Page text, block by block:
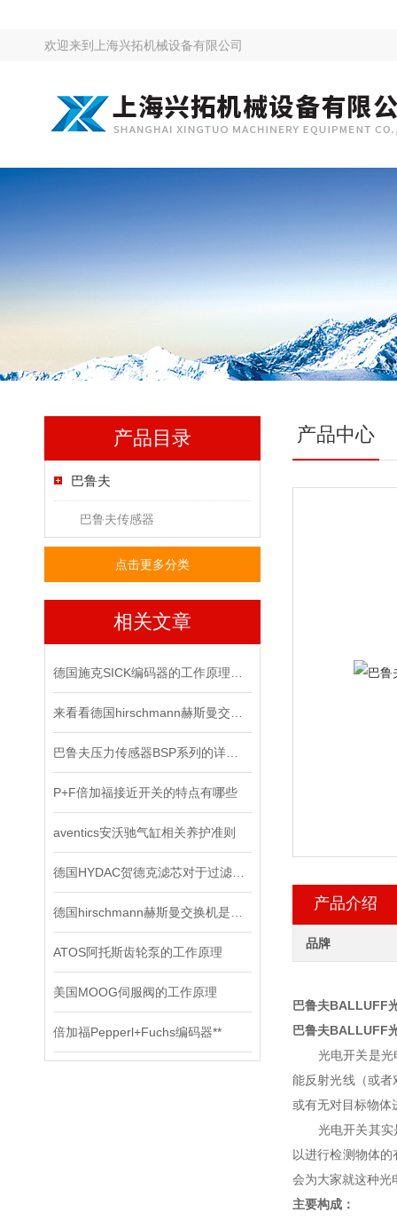
欢迎来到 上海兴拓机械设备有限公司
产品目录
巴鲁夫
巴鲁夫传感器
点击更多分类
相关文章
P+F倍加福接近开关的特点有哪些
aventics安沃驰气缸相关养护准则
ATOS阿托斯齿轮泵的工作原理
美国MOOG伺服阀的工作原理
倍加福Pepperl+Fuchs编码器**
产品中心
产品介绍
品牌
巴鲁夫BALLUFF
巴鲁夫BALLUFF
光电开关是光电
能反射光线（或
或有无对目标物体
光电开关其实是
以进行检测物体
会为大家就这种光
主要构成：